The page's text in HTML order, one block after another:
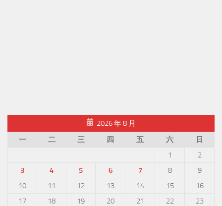
2026 年 8 月
一
二 三 四 五 六
日
1
2
3
4 5 6 7 8
9
10
11 12 13 14 15
16
17
18 19 20 21 22
23